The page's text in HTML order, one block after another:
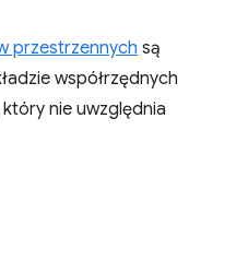
przestrzennych są
współrzędnych
nie uwzględnia